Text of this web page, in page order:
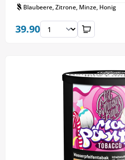
Blaubeere, Zitrone, Minze, Honig
39.90